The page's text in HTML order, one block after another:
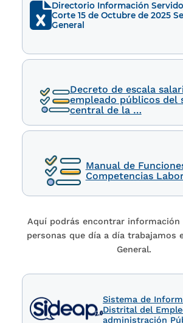
Directorio Información
Corte 15 de Octubre de 2025
General
Decreto de escala
empleado públicos del
central de la …
Manual de
Competencias
Aquí podrás encontrar información
personas que día a día trabajamos
General.
Sistema de
Distrital del
administración